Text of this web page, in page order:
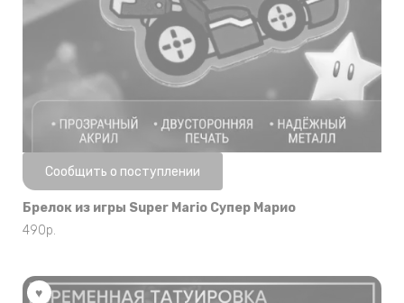
Нет в наличии
Сообщить о поступлении
Брелок из игры Super Mario Супер Марио
490р.